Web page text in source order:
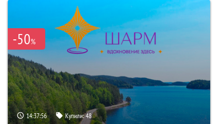
-50%
14:37:53 Купили:48